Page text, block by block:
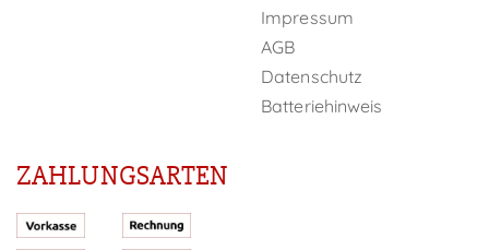
Impressum
AGB
Datenschutz
Batteriehinweis
ZAHLUNGSARTEN